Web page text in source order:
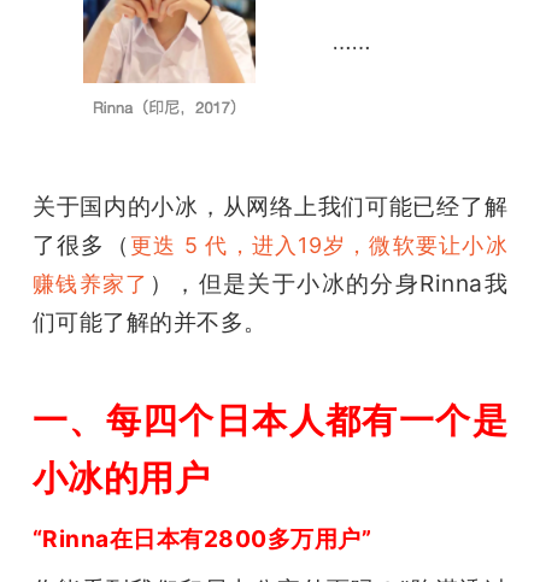
关于国内的小冰，从网络上我们可能已经了解
了很多（ 更迭 5 代，进入19岁，微软要让小冰
赚钱养家了 ），但是关于小冰的分身Rinna我
们可能了解的并不多。
一、每四个日本人都有一个是
小冰的用户
“Rinna在日本有2800多万用户”